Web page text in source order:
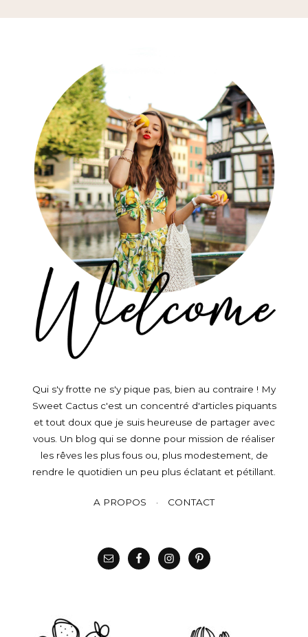
Qui s'y frotte ne s'y pique pas, bien au contraire ! My
Sweet Cactus c'est un concentré d'articles piquants
et tout doux que je suis heureuse de partager avec
vous. Un blog qui se donne pour mission de réaliser
les rêves les plus fous ou, plus modestement, de
rendre le quotidien un peu plus éclatant et pétillant.
A PROPOS CONTACT